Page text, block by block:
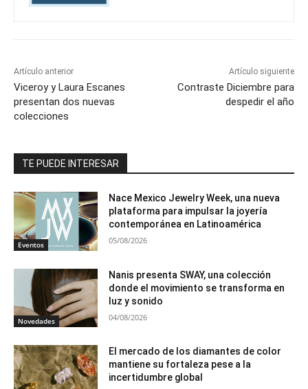
Artículo anterior
Viceroy y Laura Escanes
presentan dos nuevas
colecciones
Artículo siguiente
Contraste Diciembre para
despedir el año
TE PUEDE INTERESAR
Eventos
Nace Mexico Jewelry Week, una nueva
plataforma para impulsar la joyería
contemporánea en Latinoamérica
05/08/2026
Novedades
Nanis presenta SWAY, una colección
donde el movimiento se transforma en
luz y sonido
04/08/2026
El mercado de los diamantes de color
mantiene su fortaleza pese a la
incertidumbre global